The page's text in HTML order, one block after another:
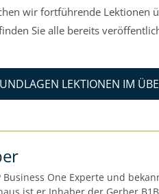
wir fortführende Lektionen
Sie alle bereits
LEKTIONEN IM
Business One Experte und